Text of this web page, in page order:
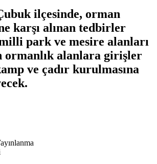
ilçesinde, orman
karşı alınan tedbirler
park ve mesire alanları
ormanlık alanlara girişler
ve çadır kurulmasına